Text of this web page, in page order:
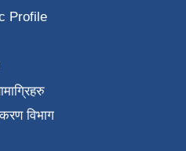
Profile
विभाग